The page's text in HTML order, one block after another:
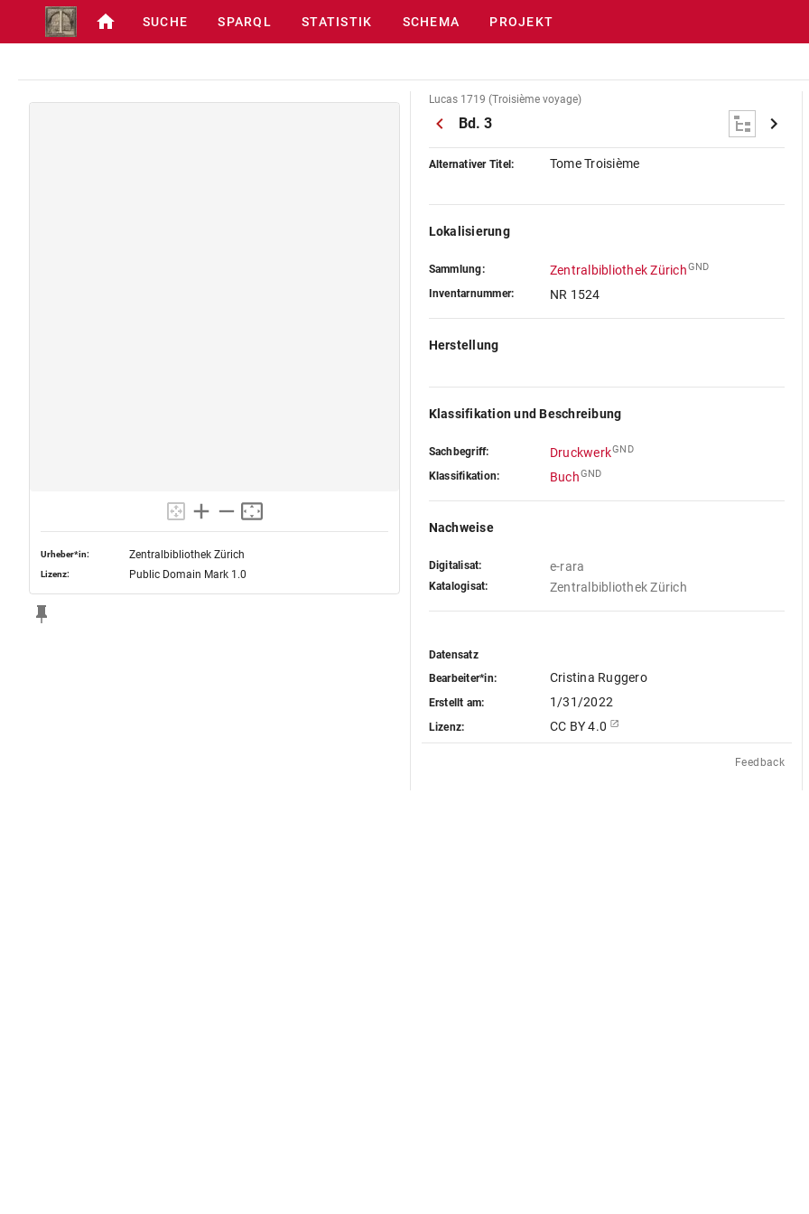
SUCHE SPARQL STATISTIK SCHEMA PROJEKT
Urheber*in: Zentralbibliothek Zürich
Lizenz: Public Domain Mark 1.0
Lucas 1719 (Troisième voyage)
Bd. 3
Alternativer Titel: Tome Troisième
Lokalisierung
Sammlung: Zentralbibliothek ZürichGND
Inventarnummer: NR 1524
Herstellung
Klassifikation und Beschreibung
Sachbegriff: DruckwerkGND
Klassifikation: BuchGND
Nachweise
Digitalisat: e-rara
Katalogisat: Zentralbibliothek Zürich
Datensatz
Bearbeiter*in:
Cristina Ruggero
Erstellt am: 1/31/2022
Lizenz: CC BY 4.0
Feedback